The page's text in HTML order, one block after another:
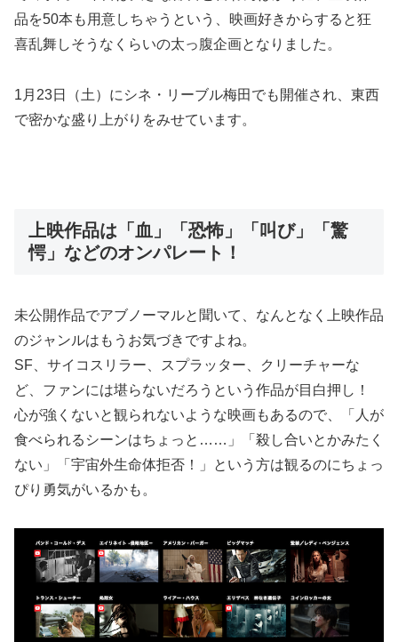
品を50本も用意しちゃうという、映画好きからすると狂
喜乱舞しそうなくらいの太っ腹企画となりました。
1月23日（土）にシネ・リーブル梅田でも開催され、東西
で密かな盛り上がりをみせています。
上映作品は「血」「恐怖」「叫び」「驚
愕」などのオンパレート！
未公開作品でアブノーマルと聞いて、なんとなく上映作品
のジャンルはもうお気づきですよね。
SF、サイコスリラー、スプラッター、クリーチャーな
ど、ファンには堪らないだろうという作品が目白押し！
心が強くないと観られないような映画もあるので、「人が
食べられるシーンはちょっと……」「殺し合いとかみたく
ない」「宇宙外生命体拒否！」という方は観るのにちょっ
ぴり勇気がいるかも。